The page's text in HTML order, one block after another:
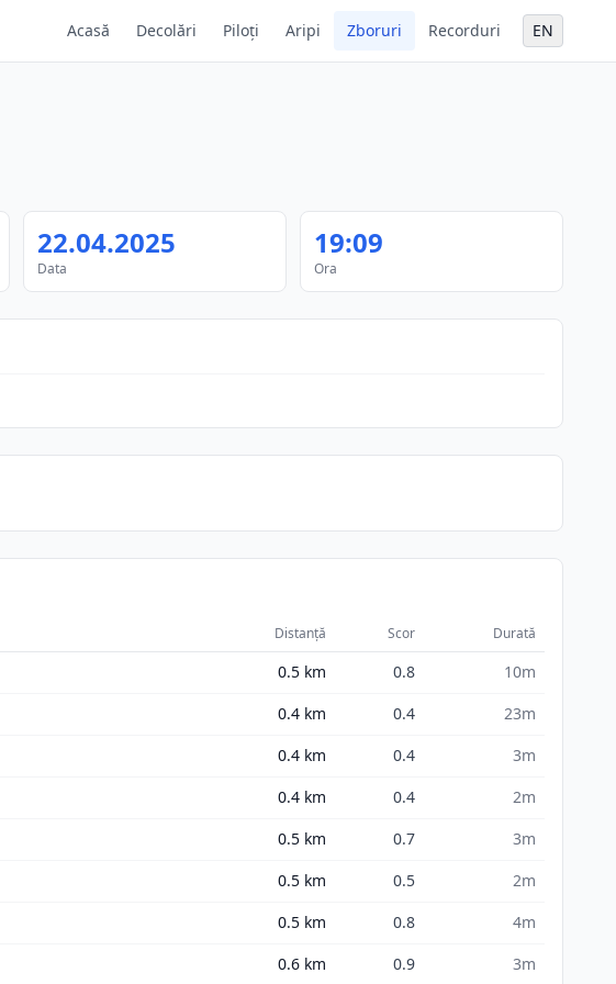
Acasă Decolări Piloți Aripi Zboruri Recorduri EN
22.04.2025
Data
19:09
Ora
Distanță Scor Durată
0.5 km 0.8
10m
0.4 km 0.4
23m
0.4 km 0.4
3m
0.4 km 0.4
2m
0.5 km 0.7
3m
0.5 km 0.5
2m
0.5 km 0.8
4m
0.6 km 0.9 3m